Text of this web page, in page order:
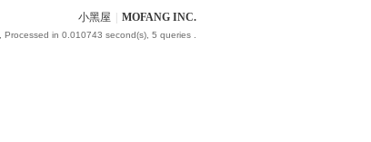
小黑屋 MOFANG INC.
, Processed in 0.010743 second(s), 5 queries .